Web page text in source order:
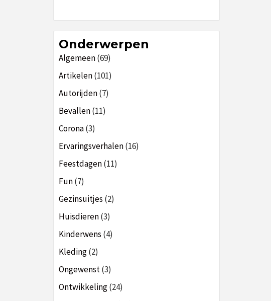
Onderwerpen
Algemeen(69)
Artikelen(101)
Autorijden(7)
Bevallen(11)
Corona(3)
Ervaringsverhalen(16)
Feestdagen(11)
Fun(7)
Gezinsuitjes (2)
Huisdieren(3)
Kinderwens (4)
Kleding(2)
Ongewenst(3)
Ontwikkeling(24)